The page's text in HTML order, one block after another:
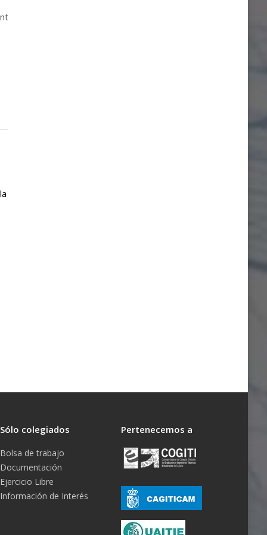
Sólo colegiados
Bolsa de trabajo
Documentación
Ejercicio Libre
Información de Interés
Pertenecemos a